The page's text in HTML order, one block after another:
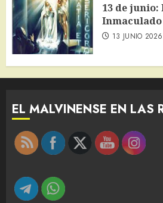
13 de junio:
13 JUNIO 2026
EL MALVINENSE EN LAS